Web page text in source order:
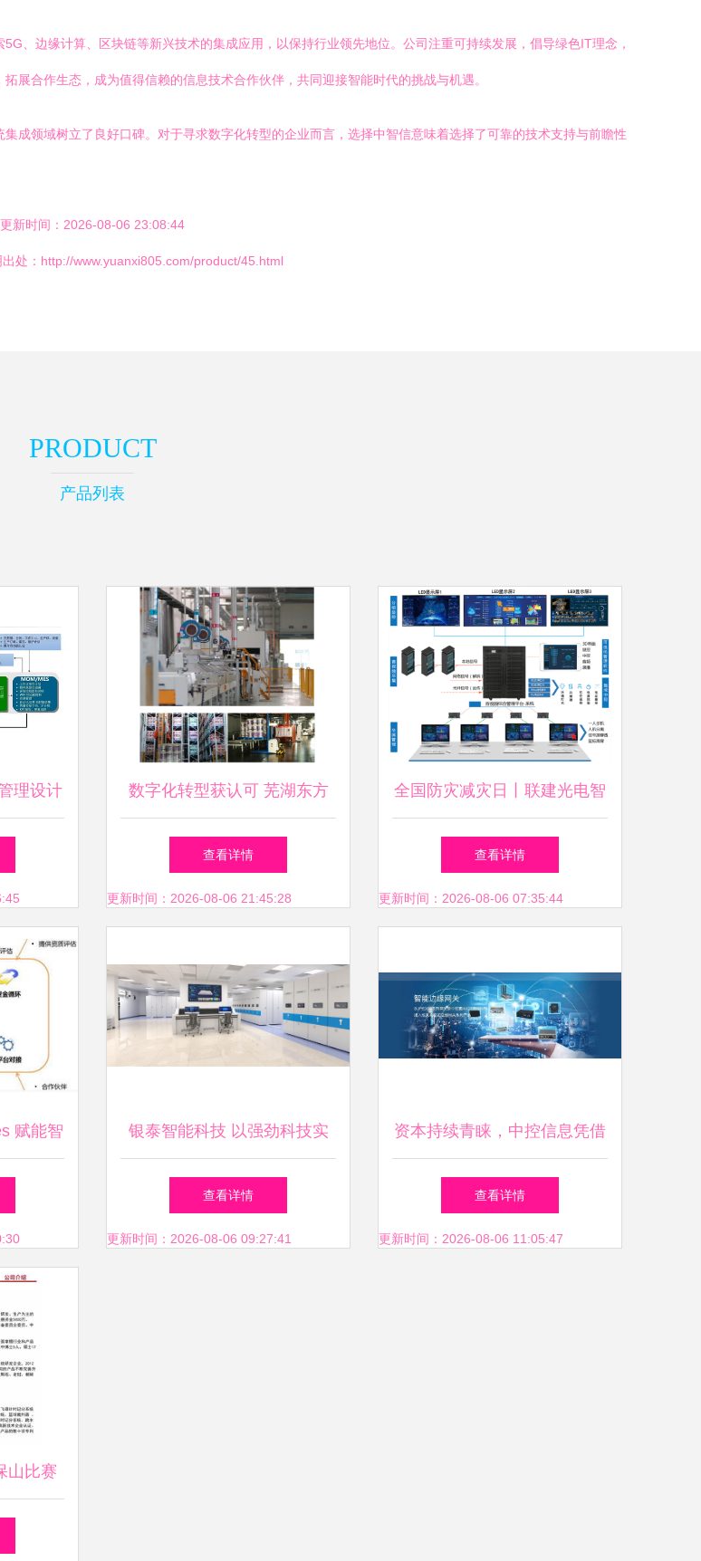
、边缘计算、区块链等新兴技术的集成应用，以保持行业领先地位。公司注重可持续发展，倡导绿色IT理念，
展合作生态，成为值得信赖的信息技术合作伙伴，共同迎接智能时代的挑战与机遇。
成领域树立了良好口碑。对于寻求数字化转型的企业而言，选择中智信意味着选择了可靠的技术支持与前瞻性
更新时间：2026-08-06 23:08:44
处：http://www.yuanxi805.com/product/45.html
PRODUCT
产品列表
理设计
mes
的集
的收
数字化转型获认可 芜湖东方
雨虹被评为2024年安徽省智能
工厂
查看详情
更新时间：2026-08-06 21:45:28
全国防灾减灾日丨联建光电智
慧人防显示方案 筑牢安全发
展基础，引领信息系统集成新
查看详情
更新时间：2026-08-06 07:35:44
赋能智
标杆
银泰智能科技 以强劲科技实
力守护档案安全新防线
查看详情
更新时间：2026-08-06 09:27:41
资本持续青睐，中控信息凭借
信息系统集成服务拿下数亿元
战略投资
查看详情
更新时间：2026-08-06 11:05:47
山比赛
与信息